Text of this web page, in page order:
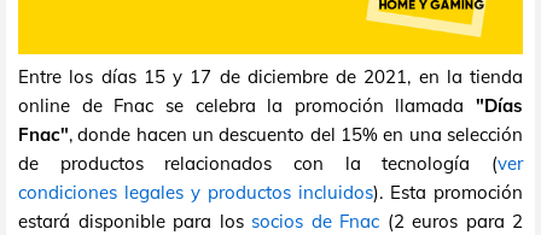
Entre los días 15 y 17 de diciembre de 2021, en la tienda
online de Fnac se celebra la promoción llamada "Días
Fnac", donde hacen un descuento del 15% en una selección
de productos relacionados con la tecnología (ver
condiciones legales y productos incluidos). Esta promoción
estará disponible para los socios de Fnac (2 euros para 2